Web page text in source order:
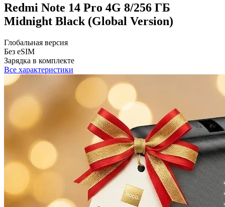
Redmi Note 14 Pro 4G 8/256 ГБ
Midnight Black (Global Version)
Глобальная версия
Без eSIM
Зарядка в комплекте
Все характеристики